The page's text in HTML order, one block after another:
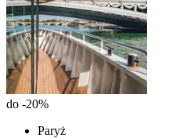
do -20%
Paryż